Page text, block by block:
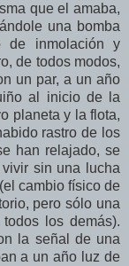
que el amaba,
una bomba
de inmolación y
de todos modos,
un par, a un año
al inicio de la
planeta y la flota,
rastro de los
han relajado, se
sin una lucha
cambio físico de
pero sólo una
los demás).
la señal de una
a un año luz de